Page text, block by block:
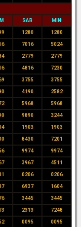
SAB MIN
1280 1280
7016 5024
2779 2779
4816 7230
3755 3755
4190 2582
5968 5968
9890 3244
1903 1903
8430 7201
9974 9974
3967 4511
0206 0206
6937 1604
3445 3445
2313 7248
0095 0095